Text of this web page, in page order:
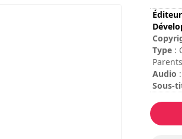
Type :
Parents
Audio
Sous-
Durée
Durée